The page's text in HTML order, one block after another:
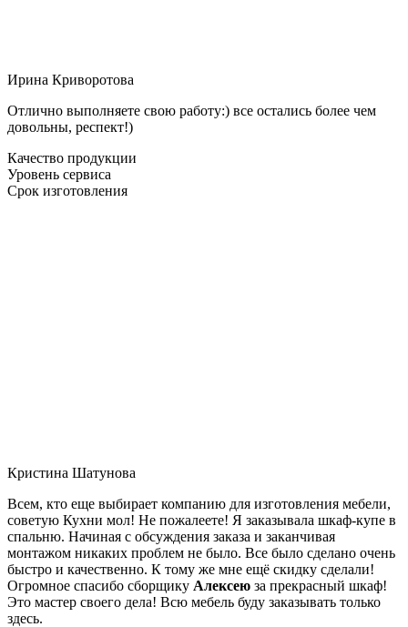
Ирина Криворотова
Отлично выполняете свою работу:) все остались более чем
довольны, респект!)
Качество продукции
Уровень сервиса
Срок изготовления
Кристина Шатунова
Всем, кто еще выбирает компанию для изготовления мебели,
советую Кухни мол! Не пожалеете! Я заказывала шкаф-купе в
спальню. Начиная с обсуждения заказа и заканчивая
монтажом никаких проблем не было. Все было сделано очень
быстро и качественно. К тому же мне ещё скидку сделали!
Огромное спасибо сборщику Алексею за прекрасный шкаф!
Это мастер своего дела! Всю мебель буду заказывать только
здесь.